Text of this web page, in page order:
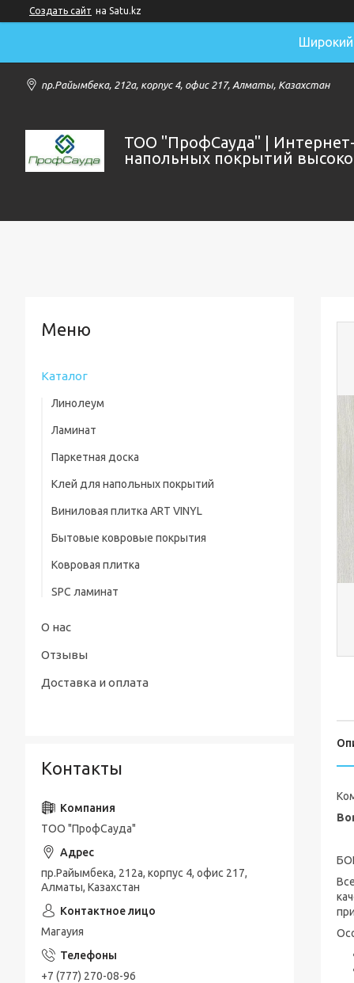
Создать сайт на Satu.kz
Широкий
пр.Райымбека, 212а, корпус 4, офис 217, Алматы, Казахстан
ТОО "ПрофСауда" |
напольных покрытий
Каталог
Линолеум
Ламинат
Паркетная доска
Клей для напольных покрытий
Виниловая плитка ART VINYL
Бытовые ковровые покрытия
Ковровая плитка
SPC ламинат
О нас
Отзывы
Доставка и оплата
Контакты
ТОО "ПрофСауда"
пр.Райымбека, 212а, корпус 4, офис 217,
Алматы, Казахстан
Магауия
+7 (777) 270-08-96